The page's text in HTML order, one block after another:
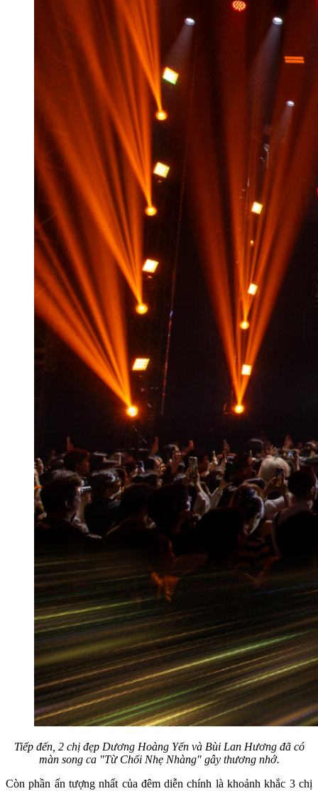
Tiếp đến, 2 chị đẹp Dương Hoàng Yến và Bùi Lan Hương đã có
màn song ca "Từ Chối Nhẹ Nhàng" gây thương nhớ.
Còn phần ấn tượng nhất của đêm diễn chính là khoảnh khắc 3 chị